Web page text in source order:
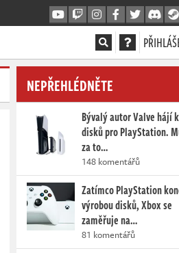
NEPŘEHLÉDNĚTE
Bývalý autor Valve hájí
disků pro PlayStation.
za to…
148 komentářů
Zatímco PlayStation
výrobou disků, Xbox se
zaměřuje na…
81 komentářů